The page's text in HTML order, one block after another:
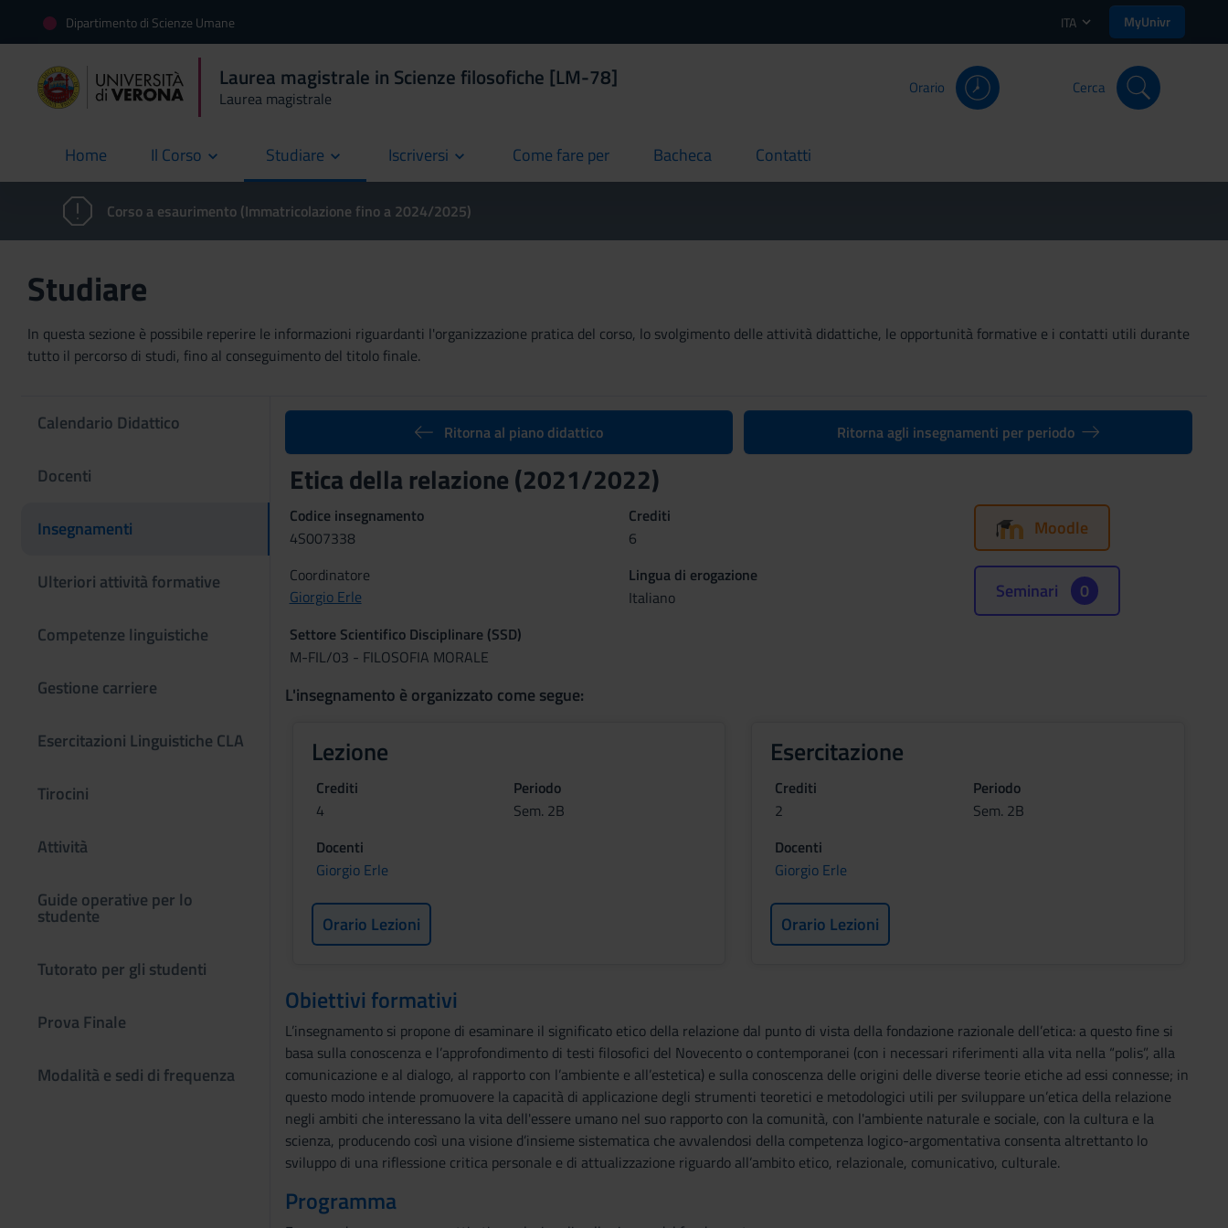
Dipartimento di Scienze Umane ITA MyUnivr
Laurea magistrale in Scienze filosofiche [LM-78]
Laurea magistrale
Orario Cerca
Home
current Il Corso Studiare Iscriversi Come fare per
current Bacheca
current Contatti
current
Corso a esaurimento (Immatricolazione fino a 2024/2025)
Studiare
In questa sezione è possibile reperire le informazioni riguardanti l'organizzazione pratica del corso, lo svolgimento delle attività didattiche, le opportunità formative e i contatti utili durante
tutto il percorso di studi, fino al conseguimento del titolo finale.
Calendario Didattico
Docenti
Insegnamenti
Ulteriori attività formative
Competenze linguistiche
Gestione carriere
Esercitazioni Linguistiche CLA
Tirocini
Attività
Guide operative per lo
studente
Tutorato per gli studenti
Prova Finale
Modalità e sedi di frequenza
Ritorna al piano didattico Ritorna agli insegnamenti per periodo
Etica della relazione (2021/2022)
Codice insegnamento
4S007338
Crediti
6
Coordinatore
Giorgio Erle
Lingua di erogazione
Italiano
Settore Scientifico Disciplinare (SSD)
M-FIL/03 - FILOSOFIA MORALE
Moodle
Seminari 0
L'insegnamento è organizzato come segue:
Lezione
Crediti
4
Periodo
Sem. 2B
Docenti
Giorgio Erle
Orario Lezioni
Esercitazione
Crediti
2
Periodo
Sem. 2B
Docenti
Giorgio Erle
Orario Lezioni
Obiettivi formativi
L’insegnamento si propone di esaminare il significato etico della relazione dal punto di vista della fondazione razionale dell’etica: a questo fine si
basa sulla conoscenza e l’approfondimento di testi filosofici del Novecento o contemporanei (con i necessari riferimenti alla vita nella “polis”, alla
comunicazione e al dialogo, al rapporto con l’ambiente e all’estetica) e sulla conoscenza delle origini delle diverse teorie etiche ad essi connesse; in
questo modo intende promuovere la capacità di applicazione degli strumenti teoretici e metodologici utili per sviluppare un’etica della relazione
negli ambiti che interessano la vita dell'essere umano nel suo rapporto con la comunità, con l'ambiente naturale e sociale, con la cultura e la
scienza, producendo così una visione d’insieme sistematica che avvalendosi della competenza logico-argomentativa consenta altrettanto lo
sviluppo di una riflessione critica personale e di attualizzazione riguardo all’ambito etico, relazionale, comunicativo, culturale.
Programma